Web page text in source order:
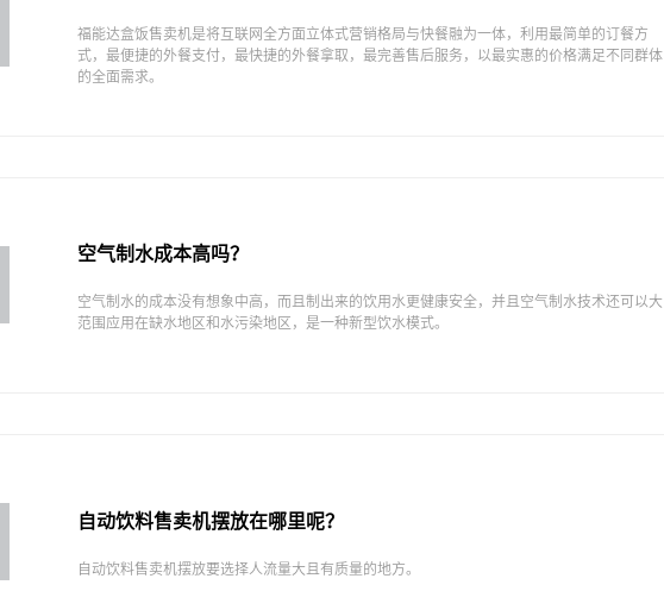
福能达盒饭售卖机是将互联网全方面立体式营销格局与快餐融为一体，利用最简单的订餐方
式，最便捷的外餐支付，最快捷的外餐拿取，最完善售后服务，以最实惠的价格满足不同群体
的全面需求。
空气制水成本高吗？
空气制水的成本没有想象中高，而且制出来的饮用水更健康安全，并且空气制水技术还可以大
范围应用在缺水地区和水污染地区，是一种新型饮水模式。
自动饮料售卖机摆放在哪里呢？
自动饮料售卖机摆放要选择人流量大且有质量的地方。